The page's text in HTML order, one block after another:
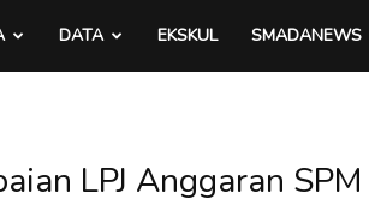
DATA EKSKUL SMADANEWS
LPJ Anggaran SPM